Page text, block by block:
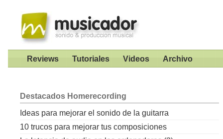
Reviews Tutoriales Videos Archivo
Destacados Homerecording
Ideas para mejorar el sonido de la guitarra
10 trucos para mejorar tus composiciones